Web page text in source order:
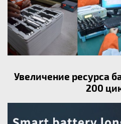
Увеличение ресурса
200